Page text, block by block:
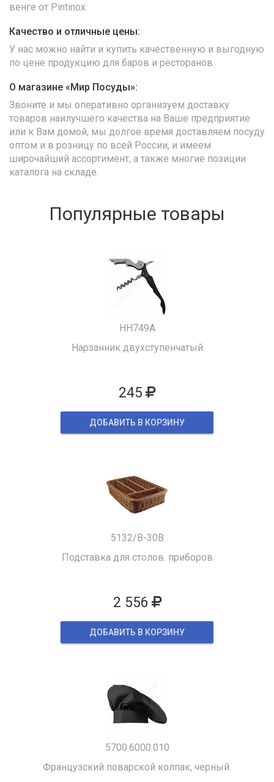
венге от Pintinox
Качество и отличные цены:
У нас можно найти и купить качественную и выгодную
по цене продукцию для баров и ресторанов.
О магазине «Мир Посуды»:
Звоните и мы оперативно организуем доставку
товаров наилучшего качества на Ваше предприятие
или к Вам домой, мы долгое время доставляем посуду
оптом и в розницу по всей России, и имеем
широчайший ассортимент, а также многие позиции
каталога на складе.
Популярные товары
HH749A
Нарзанник двухступенчатый
245
ДОБАВИТЬ В КОРЗИНУ
5132/B-30B
Подставка для столов. приборов
2 556
ДОБАВИТЬ В КОРЗИНУ
5700.6000.010
Французский поварской колпак, черный.